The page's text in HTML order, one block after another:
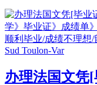
办理法国文凭